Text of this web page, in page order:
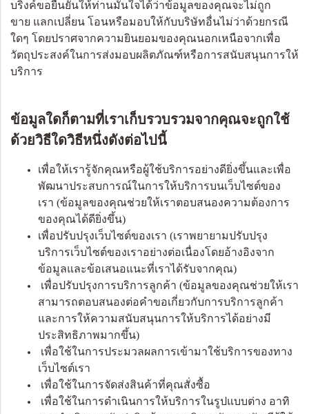
บริ๊งค์ขอยืนยันให้ท่านมั่นใจได้ว่าข้อมูลของคุณจะไม่ถูก
ขาย แลกเปลี่ยน โอนหรือมอบให้กับบริษัทอื่นไม่ว่าด้วยกรณี
ใดๆ โดยปราศจากความยินยอมของคุณนอกเหนือจากเพื่อ
วัตถุประสงค์ในการส่งมอบผลิตภัณฑ์หรือการสนับสนุนการให้
บริการ
ข้อมูลใดก็ตามที่เราเก็บรวบรวมจากคุณจะถูกใช้
ด้วยวิธีใดวิธีหนึ่งดังต่อไปนี้
เพื่อให้เรารู้จักคุณหรือผู้ใช้บริการอย่างดียิ่งขึ้นและเพื่อ
พัฒนาประสบการณ์ในการให้บริการบนเว็บไซต์ของ
เรา (ข้อมูลของคุณช่วยให้เราตอบสนองความต้องการ
ของคุณได้ดียิ่งขึ้น)
เพื่อปรับปรุงเว็บไซต์ของเรา (เราพยายามปรับปรุง
บริการเว็บไซต์ของเราอย่างต่อเนื่องโดยอ้างอิงจาก
ข้อมูลและข้อเสนอแนะที่เราได้รับจากคุณ)
เพื่อปรับปรุงการบริการลูกค้า (ข้อมูลของคุณช่วยให้เรา
สามารถตอบสนองต่อคำขอเกี่ยวกับการบริการลูกค้า
และการให้ความสนับสนุนการให้บริการได้อย่างมี
ประสิทธิภาพมากขึ้น)
เพื่อใช้ในการประมวลผลการเข้ามาใช้บริการของทาง
เว็บไซต์เรา
เพื่อใช้ในการจัดส่งสินค้าที่คุณสั่งซื้อ
เพื่อใช้ในการดำเนินการให้บริการในรูปแบบต่าง อาทิ